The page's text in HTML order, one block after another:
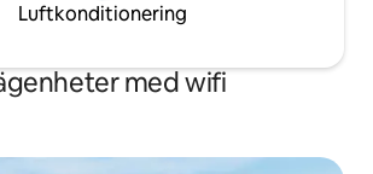
Luftkonditionering
med wifi